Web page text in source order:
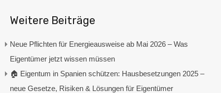
Weitere Beiträge
Neue Pflichten für Energieausweise ab Mai 2026 – Was
Eigentümer jetzt wissen müssen
🏠 Eigentum in Spanien schützen: Hausbesetzungen 2025 –
neue Gesetze, Risiken & Lösungen für Eigentümer